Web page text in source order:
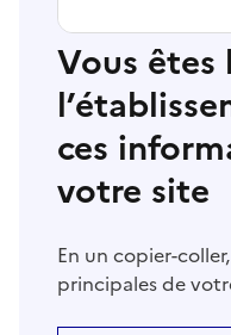
Vous êtes
ces
votre site
En un copier-
principales de